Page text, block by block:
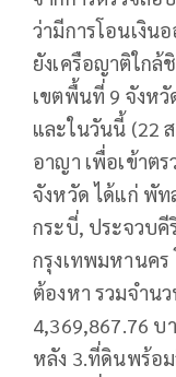
ว่ามีการโอนเงิ
ยังเครือญาติใกล้
เขตพื้นที่ 9 จังห
และในวันนี้ (22
อาญา เพื่อเข้าต
จังหวัด ได้แก่ พัท
กระบี่, ประจวบคี
กรุงเทพมหานค
ต้องหา รวมจำน
4,369,867.76
หลัง 3.ที่ดินพร้อ